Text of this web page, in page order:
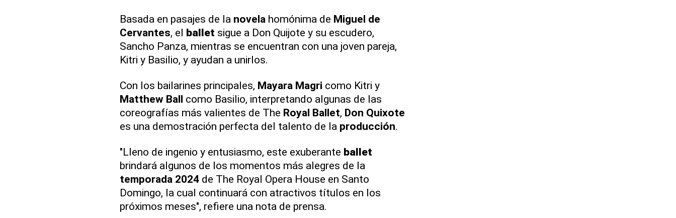
Basada en pasajes de la novela homónima de Miguel de
Cervantes, el ballet sigue a Don Quijote y su escudero,
Sancho Panza, mientras se encuentran con una joven pareja,
Kitri y Basilio, y ayudan a unirlos.
Con los bailarines principales, Mayara Magri como Kitri y
Matthew Ball como Basilio, interpretando algunas de las
coreografías más valientes de The Royal Ballet, Don Quixote
es una demostración perfecta del talento de la producción.
"Lleno de ingenio y entusiasmo, este exuberante ballet
brindará algunos de los momentos más alegres de la
temporada 2024de The Royal Opera House en Santo
Domingo, la cual continuará con atractivos títulos en los
próximos meses", refiere una nota de prensa.